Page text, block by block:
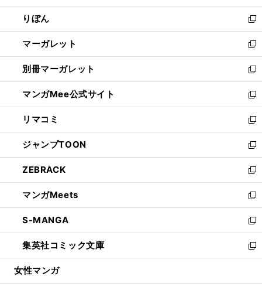
開
く
ウ
で
開
く
ン
ド
ウ
で
開
く
ウ
ィ
ン
ド
ウ
で
開
く
りぼん
新
し
い
ウ
ィ
ン
ド
ウ
で
開
く
マーガレット
新
し
い
ウ
ィ
ン
ド
ウ
で
開
く
別冊マーガレット
新
し
い
ウ
ィ
ン
ド
ウ
で
開
く
マンガMee公式サイト
新
し
い
ウ
ィ
ン
ド
ウ
で
開
く
リマコミ
新
し
い
ウ
ィ
ン
ド
ウ
で
開
く
ジャンプTOON
新
し
い
ウ
ィ
ン
ド
ウ
で
開
ZEBRACK
新
し
い
ウ
ィ
ン
ド
ウ
開
マンガMeets
新
し
い
ウ
ィ
ン
ウ
S-MANGA
新
し
い
ウ
ン
集英社コミック文庫
新
し
ウ
女性マンガ